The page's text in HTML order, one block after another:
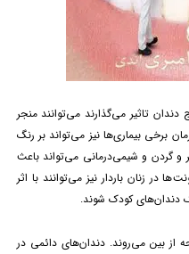
تاثیر می‌گذارند می‌توانند منجر
برخی بیماری‌ها نیز می‌تواند بر رنگ
و گردن و شیمی‌درمانی می‌تواند باعث
ها در زنان باردار نیز می‌توانند با اثر
دندان‌های کودک شوند.
از بین می‌روند. دندان‌های دائمی در